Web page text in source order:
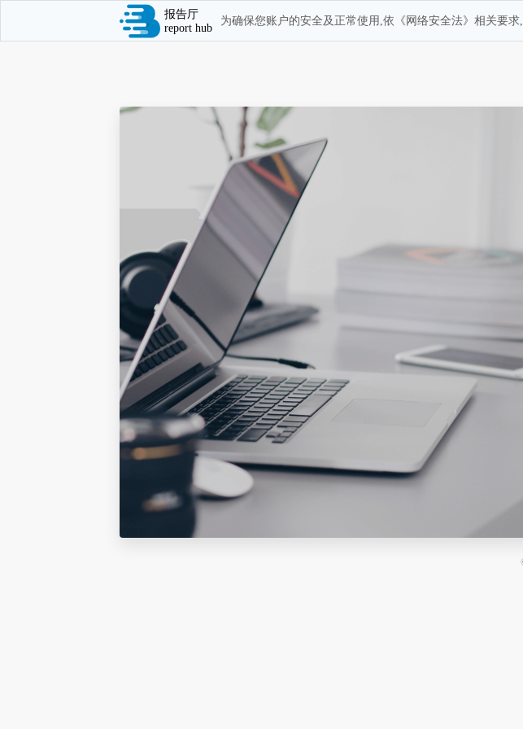
报告厅
report hub
为确保您账户的安全及正常使用,依《网络安全法》相关要